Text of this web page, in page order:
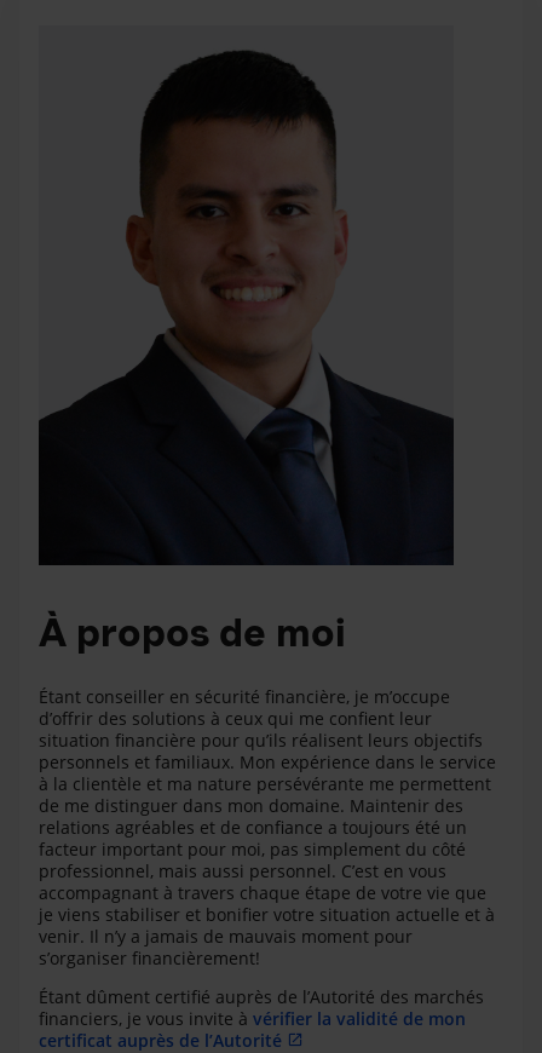
À propos de moi
Étant conseiller en sécurité financière, je m’occupe
d’offrir des solutions à ceux qui me confient leur
situation financière pour qu’ils réalisent leurs objectifs
personnels et familiaux. Mon expérience dans le service
à la clientèle et ma nature persévérante me permettent
de me distinguer dans mon domaine. Maintenir des
relations agréables et de confiance a toujours été un
facteur important pour moi, pas simplement du côté
professionnel, mais aussi personnel. C’est en vous
accompagnant à travers chaque étape de votre vie que
je viens stabiliser et bonifier votre situation actuelle et à
venir. Il n’y a jamais de mauvais moment pour
s’organiser financièrement!
Étant dûment certifié auprès de l’Autorité des marchés
financiers, je vous invite à vérifier la validité de mon
certificat auprès de l’Autorité